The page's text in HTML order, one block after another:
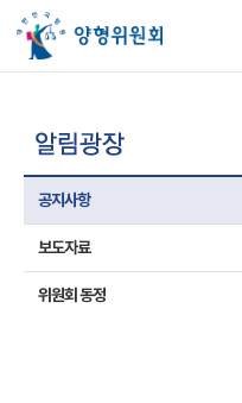
본문 바로가기
주메뉴 바로가기
상위메뉴 바로가기
하위메뉴 바로가기
공지사항
보도자료
위원회 동정